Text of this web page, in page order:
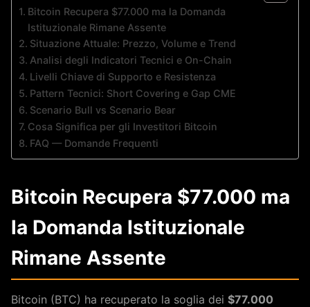
Bitcoin Recupera $77.000 ma la Domanda
Istituzionale Rimane Assente
Situazione Attuale: Prezzo, Volume e Trend
Analisi degli Indicatori Tecnici e On-Chain
Livelli Chiave di Supporto e Resistenza
Pattern Tecnici: Short Covering e Gap CME
Scenario Bull vs Scenario Bear
Cosa Significa per gli Investitori Bitcoin
FAQ — Domande Frequenti
Bitcoin Recupera $77.000 ma
la Domanda Istituzionale
Rimane Assente
Bitcoin (BTC) ha recuperato la soglia dei $77.000